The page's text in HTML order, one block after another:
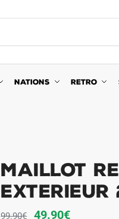
NATIONS RETRO
Maillot
Exterieur
99.90€
Le
49.90€Le